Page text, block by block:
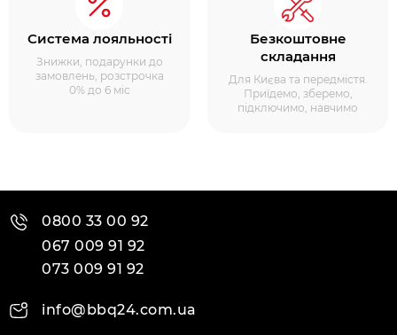
Система лояльності
Знижки, подарунки до
замовлень, розстрочка
0% до 6 міс
Безкоштовне
складання
Для Києва та передмістя.
Приїдемо, зберемо,
підключимо, навчимо
0800 33 00 92
067 009 91 92
073 009 91 92
info@bbq24.com.ua